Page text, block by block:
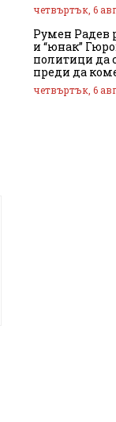
четвъртък, 6
Румен Радев
и “юнак”
политици да
преди да
четвъртък, 6